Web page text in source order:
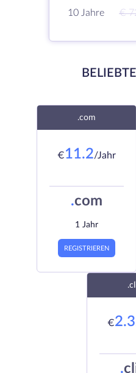
10 Jahre
€
.com
€11.2/Jahr
.com
1 Jahr
REGISTRIEREN
€
.